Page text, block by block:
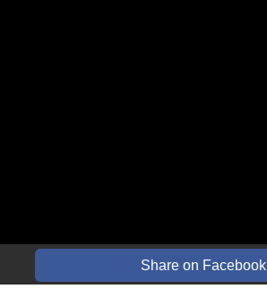
Share on Facebook